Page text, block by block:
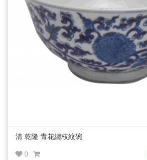
清 乾隆 青花纏枝紋碗
0